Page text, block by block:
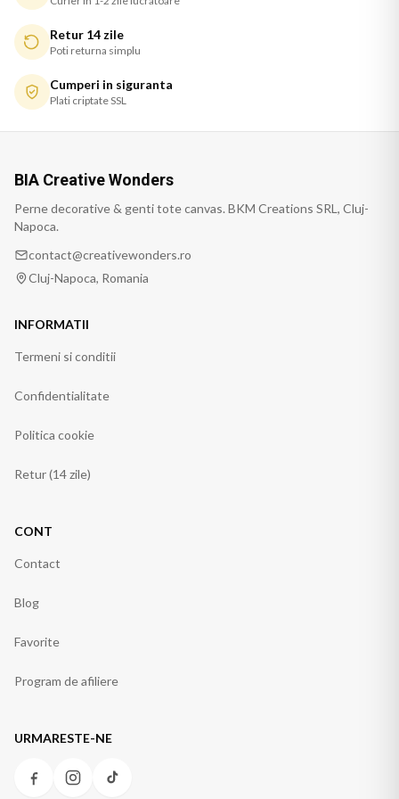
Retur 14 zile
Poti returna simplu
Cumperi in siguranta
Plati criptate SSL
BIA Creative Wonders
Perne decorative & genti tote canvas. BKM Creations SRL, Cluj-
Napoca.
contact@creativewonders.ro
Cluj-Napoca, Romania
INFORMATII
Termeni si conditii
Confidentialitate
Politica cookie
Retur (14 zile)
CONT
Contact
Blog
Favorite
Program de afiliere
URMARESTE-NE